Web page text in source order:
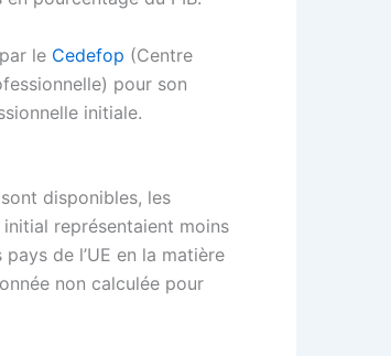
le Cedefop (Centre
pour son
initiale.
disponibles, les
initial représentaient moins
de l’UE en la matière
non calculée pour